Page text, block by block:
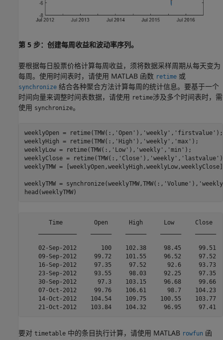
第 5 步：创建每周收益和波动率序列。
要根据每日股票价格计算每周收益，须将数据采样周期从每天变为
每周。使用时间表时，请使用 MATLAB 函数 retime 或
synchronize 结合各种聚合方法计算每周的统计信息。要基于一个
时间向量来调整时间表数据，请使用 retime涉及多个时间表时，需
使用 synchronize。
weeklyOpen = retime(TMW(:, 'Open' ), 'weekly' , 'firstvalue' );
weeklyHigh = retime(TMW(:, 'High' ), 'weekly' , 'max' );
weeklyLow = retime(TMW(:, 'Low' ), 'weekly' , 'min' );
weeklyClose = retime(TMW(:, 'Close' ), 'weekly' , 'lastvalue'
weeklyTMW =
weeklyTMW = synchronize(weeklyTMW,TMW(:, 'Volume' ),
head(weeklyTMW)
Time         Open      High      Low      Close
02-Sep-2012       100    102.38     98.45     99.51
09-Sep-2012     99.72    101.55     96.52     97.52
16-Sep-2012     97.35     97.52      92.6     93.73
23-Sep-2012     93.55     98.03     92.25     97.35
30-Sep-2012      97.3    103.15     96.68     99.66
07-Oct-2012     99.76    106.61      98.7    104.23
14-Oct-2012    104.54    109.75    100.55    103.77
要对 timetable 中的条目执行计算，请使用 MATLAB rowfun 函